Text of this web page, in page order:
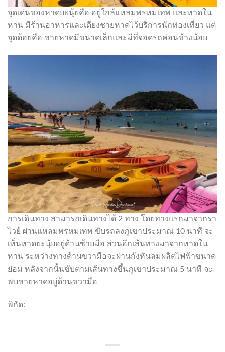
จุดเด่นของหาดยะนุ้ยคือ อยู่ใกล้แหลมพรหมเทพ และหาดใน
หาน มีร้านอาหารและเตียงชายหาดไว้บริการนักท่องเที่ยว แต่
จุดด้อยคือ ชายหาดมีขนาดเล็กและมีที่จอดรถค่อนข้างน้อย
การเดินทาง สามารถเดินทางได้ 2 ทาง โดยทางแรกมาจากรา
ไวย์ ผ่านแหลมพรหมเทพ ขับรถลงภูเขาประมาณ 10 นาที จะ
เห็นหาดยะนุ้ยอยู่ด้านซ้ายมือ ส่วนอีกเส้นทางมาจากหาดใน
หาน ระหว่างทางด้านขวามือจะผ่านกังหันลมผลิตไฟฟ้าขนาด
ย่อม หลังจากนั้นขับตามเส้นทางขึ้นภูเขาประมาณ 5 นาที จะ
พบชายหาดอยู่ด้านขวามือ
พิกัด: